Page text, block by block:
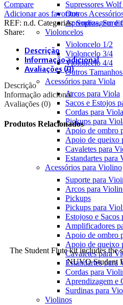
Supressores
Outros
Aprendizagem e
Violoncelos
Violoncelo 1/2
Violoncelo 3/4
Violoncelo 4/4
Outros
Acessórios para Viola
Arcos para Viola
Sacos e Estojos
Cordas para Viola
Pickups para
Apoio de ombro
Apoio de queixo
Cavaletes para
Estandartes para
Acessórios para Violino
Suporte para
Arcos para
Pickups
Pickups para
Estojoso e
Amplificadores
Apoio de ombro
Apoio de queixo
Cavaletes para
Estandartes para
Cordas para
Aprendizagem e
Surdinas para
Violinos
Trombone
Baixo
Straight
Jo-
Ral
Compare
Adicionar aos favoritos
REF: n.d. Categorias: Sopros,
Share:
Descrição
Informação adicional
Avaliações (0)
Descrição
Informação adicional
Avaliações (0)
Produtos Relacionados
Compare
The Student Flute kit includes the
NUVO Student